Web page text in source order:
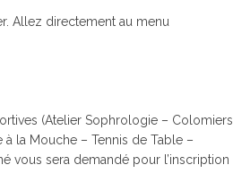
Allez directement au menu
(Atelier Sophrologie – Colomiers
la Mouche – Tennis de Table –
vous sera demandé pour l’inscription